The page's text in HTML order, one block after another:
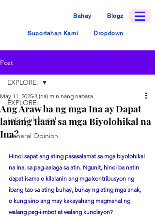
Bahay Blogz
Suportahan Kami Dropdown
Post
EXPLORE:
Let's Celebrate!
General Opinion
EXPLORE:
Ang Araw ba ng mga Ina ay Dapat
lamang Ilaan sa mga Biyolohikal na
Ina?
May 11, 2025 3 (na) min nang nabasa
Hindi sapat ang ating pasasalamat sa mga biyolohikal
na ina, sa pag-aalaga sa atin. Ngunit, hindi ba natin
dapat isama o kilalanin ang mga kontribusyon ng
ibang tao sa ating buhay, buhay ng ating mga anak,
o kung sino ang may kakayahang magmahal ng
walang pag-iimbot at walang kundisyon?